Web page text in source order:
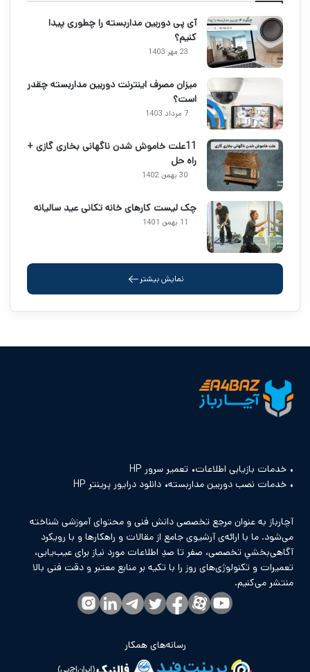
آی پی دوربین مداربسته را چطوری پیدا
کنیم؟
23 مهر 1403
میزان مصرف اینترنت دوربین مداربسته چقدر
است؟
7 مرداد 1403
11علت خاموش شدن ناگهانی بخاری گازی +
راه حل
30 بهمن 1402
چک لیست کارهای خانه تکانی عید سالیانه
11 بهمن 1401
نمایش بیشتر
خدمات بازیابی اطلاعات تعمیر سرور HP
خدمات نصب دوربین مداربسته دانلود درایور پرینتر HP
آچارباز به عنوان مرجع تخصصی دانش فنی و محتوای آموزشی شناخته
می‌شود. ما با ارائه‌ی آرشیوی جامع از مقالات و راهکارها و با رویکرد
آگاهی‌بخشیِ تخصصی، صفر تا صدِ اطلاعات مورد نیاز برای عیب‌یابی،
تعمیرات و تکنولوژی‌های روز را با تکیه بر منابع معتبر و دقت فنی بالا
منتشر می‌کنیم.
رسانه‌های همکار